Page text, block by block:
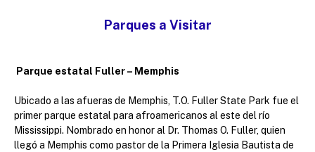
Parques a Visitar
Parque estatal Fuller – Memphis
Ubicado a las afueras de Memphis, T.O. Fuller State Park fue el
primer parque estatal para afroamericanos al este del río
Mississippi. Nombrado en honor al Dr. Thomas O. Fuller, quien
llegó a Memphis como pastor de la Primera Iglesia Bautista de